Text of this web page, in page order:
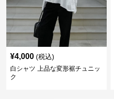
¥4,000 (税込)
白シャツ 上品な変形裾チュニッ
ク